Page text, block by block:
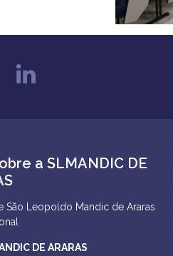
a SLMANDIC DE
São Leopoldo Mandic de Araras
DE ARARAS